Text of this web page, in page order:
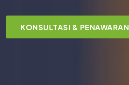
KONSULTASI & PENAWARAN